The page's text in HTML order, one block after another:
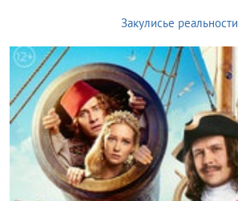
Закулисье реальности